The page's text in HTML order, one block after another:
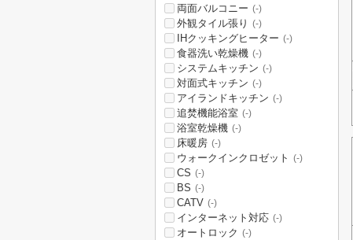
両面バルコニー (-)
外観タイル張り (-)
IHクッキングヒーター (-)
食器洗い乾燥機 (-)
システムキッチン (-)
対面式キッチン (-)
アイランドキッチン (-)
追焚機能浴室 (-)
浴室乾燥機 (-)
床暖房 (-)
ウォークインクロゼット (-)
CS (-)
BS (-)
CATV (-)
インターネット対応 (-)
オートロック (-)